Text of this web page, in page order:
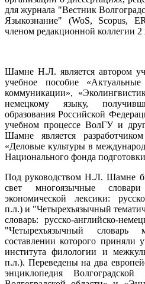
для журнала "Вестник
Языкознание" (WoS, Scopus,
членом редакционной коллегии
Шамне Н.Л. является автором
учебное пособие
коммуникации», «
немецкому языку,
образования Российской
учебном процессе ВолГУ и
Шамне является
«Деловые культуры в
Национального фонда
Под руководством Н.Л. Шамне
свет многоязычные
экономической лексики:
п.л.) и "Четырехъязычный
словарь: русско-английско-
"Четырехъязычный словарь
составлении которого приняли
института филологии и
п.л.). Переведены на два
энциклопедия Волгоградской